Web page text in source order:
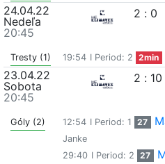
24.04.22
Nedeľa
20:45
2 : 0
Tresty (1) 19:54 I Period: 2 2min
23.04.22
Sobota
20:45
2 : 10
Góly (2) 12:54 I Period: 1 27
Janke
29:40 I Period: 2 27